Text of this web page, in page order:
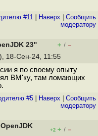
#11 Наверх
Cообщить
модератору
23" + / –
18-Сен-24, 11:55
я по своему опыту
ВМ'ку, там ломающих
#5 Наверх
Cообщить
модератору
+2 + / –